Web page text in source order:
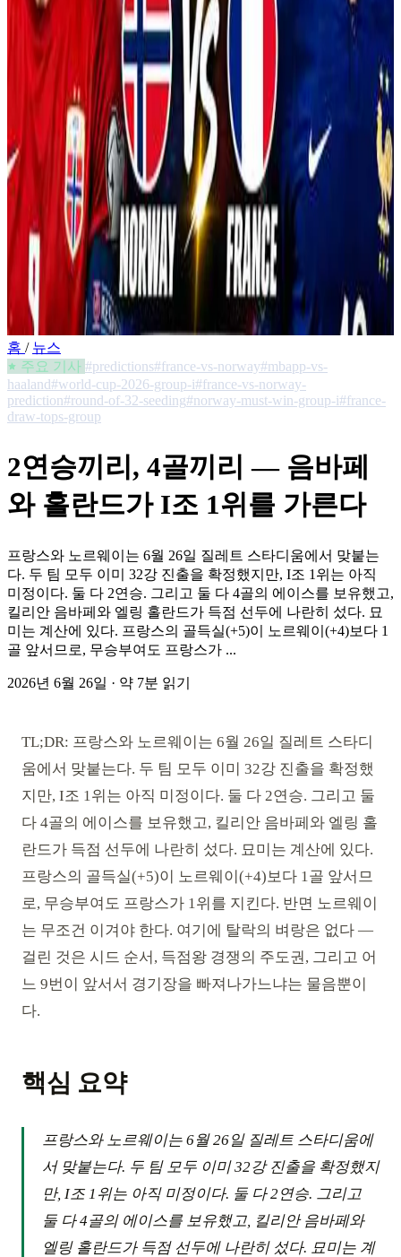
홈 / 뉴스
주요 기사 #predictions#france-vs-norway#mbapp-vs-
haaland#world-cup-2026-group-i#france-vs-norway-
prediction#round-of-32-seeding#norway-must-win-group-i#france-
draw-tops-group
2연승끼리, 4골끼리 — 음바페
와 홀란드가 I조 1위를 가른다
프랑스와 노르웨이는 6월 26일 질레트 스타디움에서 맞붙는
다. 두 팀 모두 이미 32강 진출을 확정했지만, I조 1위는 아직
미정이다. 둘 다 2연승. 그리고 둘 다 4골의 에이스를 보유했고,
킬리안 음바페와 엘링 홀란드가 득점 선두에 나란히 섰다. 묘
미는 계산에 있다. 프랑스의 골득실(+5)이 노르웨이(+4)보다 1
골 앞서므로, 무승부여도 프랑스가 ...
2026년 6월 26일 · 약 7분 읽기
TL;DR: 프랑스와 노르웨이는 6월 26일 질레트 스타디
움에서 맞붙는다. 두 팀 모두 이미 32강 진출을 확정했
지만, I조 1위는 아직 미정이다. 둘 다 2연승. 그리고 둘
다 4골의 에이스를 보유했고, 킬리안 음바페와 엘링 홀
란드가 득점 선두에 나란히 섰다. 묘미는 계산에 있다.
프랑스의 골득실(+5)이 노르웨이(+4)보다 1골 앞서므
로, 무승부여도 프랑스가 1위를 지킨다. 반면 노르웨이
는 무조건 이겨야 한다. 여기에 탈락의 벼랑은 없다 —
걸린 것은 시드 순서, 득점왕 경쟁의 주도권, 그리고 어
느 9번이 앞서서 경기장을 빠져나가느냐는 물음뿐이
다.
핵심 요약
프랑스와 노르웨이는 6월 26일 질레트 스타디움에
서 맞붙는다. 두 팀 모두 이미 32강 진출을 확정했지
만, I조 1위는 아직 미정이다. 둘 다 2연승. 그리고
둘 다 4골의 에이스를 보유했고, 킬리안 음바페와
엘링 홀란드가 득점 선두에 나란히 섰다. 묘미는 계